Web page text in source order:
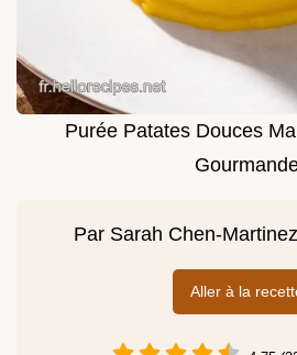
Purée Patates Douces
Par Sarah Chen-Martinez
Aller à la